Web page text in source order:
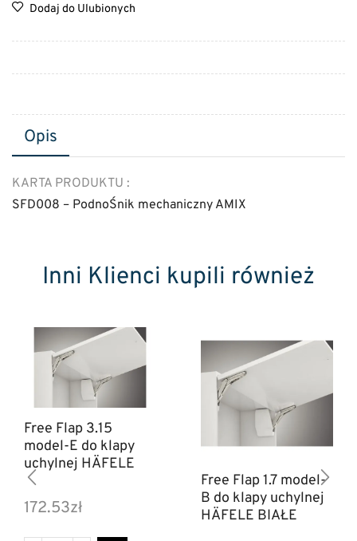
Dodaj do Ulubionych
Opis
KARTA PRODUKTU :
SFD008 – PodnoŚnik mechaniczny AMIX
Inni Klienci kupili również
Free Flap 3.15
model-E do klapy
uchylnej HÄFELE
172.53zł
Free Flap 1.7 model-
B do klapy uchylnej
HÄFELE BIAŁE